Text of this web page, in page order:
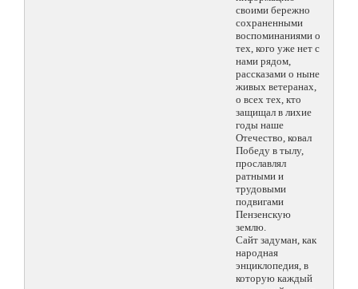
своими бережно
сохраненными
воспоминаниями о
тех, кого уже нет с
нами рядом,
рассказами о ныне
живых ветеранах,
о всех тех, кто
защищал в лихие
годы наше
Отечество, ковал
Победу в тылу,
прославлял
ратными и
трудовыми
подвигами
Пензенскую
землю.
Сайт задуман, как
народная
энциклопедия, в
которую каждый